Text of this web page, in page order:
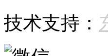
技术支持：